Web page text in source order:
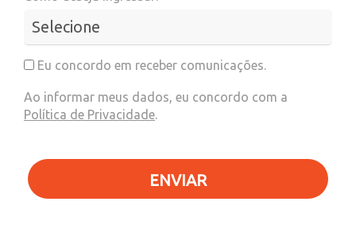
Eu concordo em receber comunicações.
Ao informar meus dados, eu concordo com a
Política de Privacidade.
ENVIAR